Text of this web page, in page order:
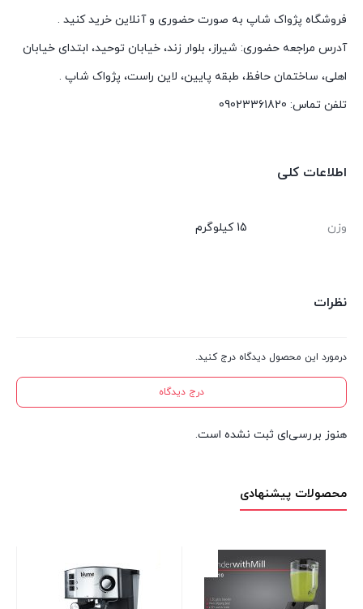
فروشگاه پژواک شاپ به صورت حضوری و آنلاین خرید کنید .
آدرس مراجعه حضوری: شیراز، بلوار زند، خیابان توحید، ابتدای خیابان
اهلی، ساختمان حافظ، طبقه پایین، لاین راست، پژواک شاپ .
تلفن تماس: 09023361820
اطلاعات کلی
وزن 15 کیلوگرم
نظرات
درمورد این محصول دیدگاه درج کنید.
درج دیدگاه
هنوز بررسی‌ای ثبت نشده است.
محصولات پیشنهادی